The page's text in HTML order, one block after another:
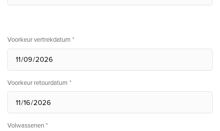
Voorkeur vertrekdatum *
Voorkeur retourdatum *
Volwassenen *